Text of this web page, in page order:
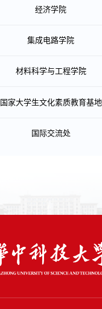
经济学院
集成电路学院
材料科学与工程学院
国家大学生文化素质教育基地
国际交流处